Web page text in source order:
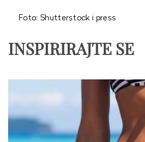
Foto: Shutterstock i press
INSPIRIRAJTE SE